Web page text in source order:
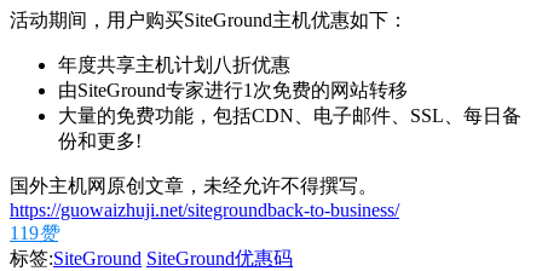
活动期间，用户购买SiteGround主机优惠如下：
年度共享主机计划八折优惠
由SiteGround专家进行1次免费的网站转移
大量的免费功能，包括CDN、电子邮件、SSL、每日备
份和更多!
国外主机网原创文章，未经允许不得撰写。
https://guowaizhuji.net/sitegroundback-to-business/
119赞
标签:SiteGround SiteGround优惠码